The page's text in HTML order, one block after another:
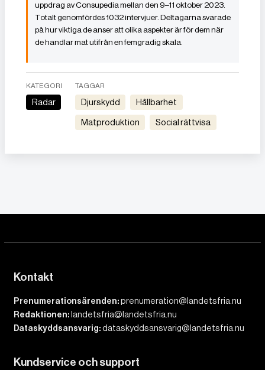
uppdrag av Consupedia mellan den 9–11 oktober 2023.
Totalt genomfördes 1032 intervjuer. Deltagarna svarade
på hur viktiga de anser att olika aspekter är för dem när
de handlar mat utifrån en femgradig skala.
KATEGORI
Radar
TAGGAR
Djurskydd Hållbarhet
Matproduktion Social rättvisa
Kontakt
Prenumerationsärenden:prenumeration@landetsfria.nu
Redaktionen: landetsfria@landetsfria.nu
Dataskyddsansvarig:dataskyddsansvarig@landetsfria.nu
Kundservice och support